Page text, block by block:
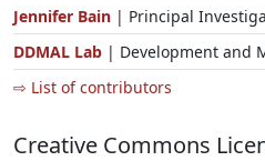
Jennifer Bain | Principal
DDMAL Lab | Development and
⇨ List of contributors
Creative Commons